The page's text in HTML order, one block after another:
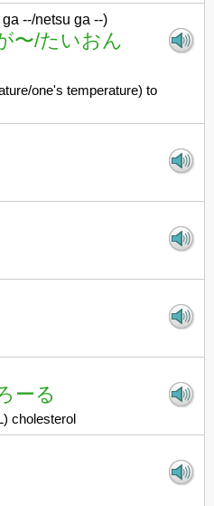
--/netsu ga --)
〜/たいおん
one's temperature) to
ーる
cholesterol